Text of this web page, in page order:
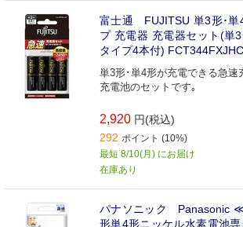
富士通 FUJITSU 単3形･単
プ 充電器 充電器セット(単
タイプ4本付)
単3形･単4形が充電できる急速
充電池のセットです｡
2,920 円(税込)
292 ポイント (10%)
最短 8/10(月) にお届け
在庫あり
パナソニック Panasonic
形単4形ニッケル水素電池